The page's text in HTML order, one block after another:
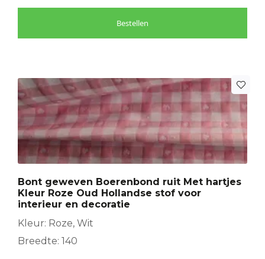
Bestellen
Bont geweven Boerenbond ruit Met hartjes
Kleur Roze Oud Hollandse stof voor
interieur en decoratie
Kleur: Roze, Wit
Breedte: 140